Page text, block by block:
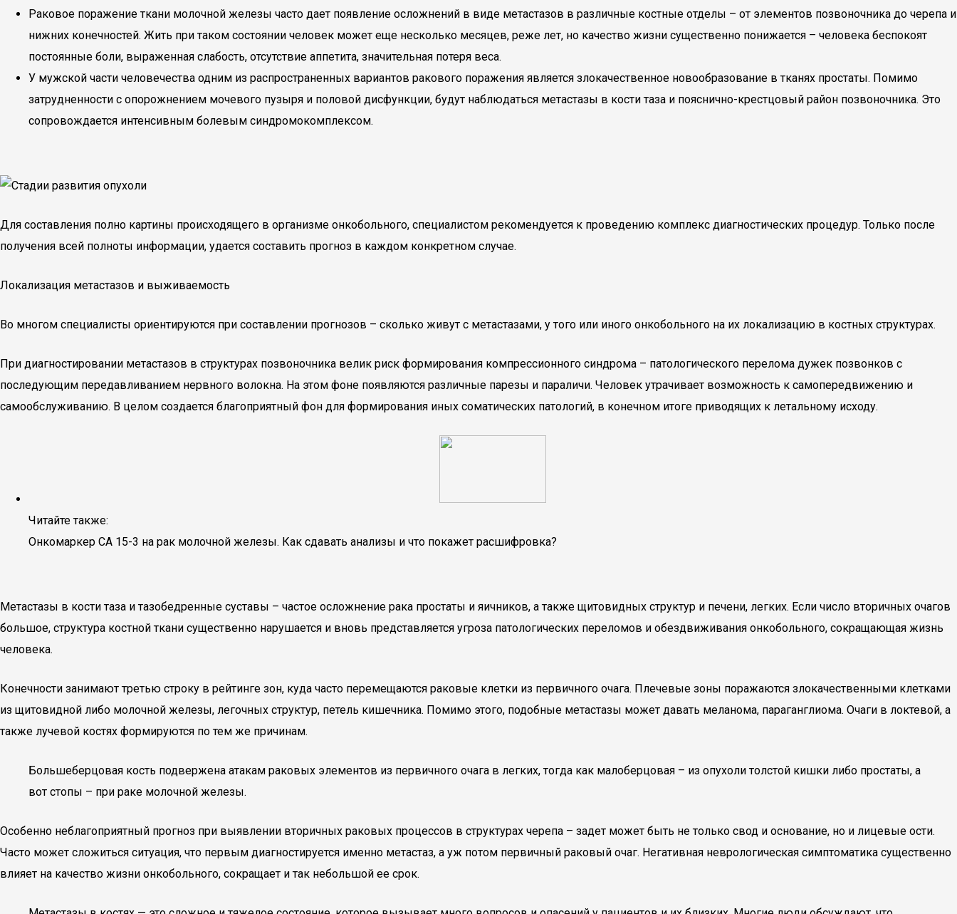
Раковое поражение ткани молочной железы часто дает появление осложнений в виде метастазов в различные костные отделы – от элементов позвоночника до черепа и
нижних конечностей. Жить при таком состоянии человек может еще несколько месяцев, реже лет, но качество жизни существенно понижается – человека беспокоят
постоянные боли, выраженная слабость, отсутствие аппетита, значительная потеря веса.
У мужской части человечества одним из распространенных вариантов ракового поражения является злокачественное новообразование в тканях простаты. Помимо
затрудненности с опорожнением мочевого пузыря и половой дисфункции, будут наблюдаться метастазы в кости таза и пояснично-крестцовый район позвоночника. Это
сопровождается интенсивным болевым синдромокомплексом.
Для составления полно картины происходящего в организме онкобольного, специалистом рекомендуется к проведению комплекс диагностических процедур. Только после
получения всей полноты информации, удается составить прогноз в каждом конкретном случае.
Локализация метастазов и выживаемость
Во многом специалисты ориентируются при составлении прогнозов – сколько живут с метастазами, у того или иного онкобольного на их локализацию в костных структурах.
При диагностировании метастазов в структурах позвоночника велик риск формирования компрессионного синдрома – патологического перелома дужек позвонков с
последующим передавливанием нервного волокна. На этом фоне появляются различные парезы и параличи. Человек утрачивает возможность к самопередвижению и
самообслуживанию. В целом создается благоприятный фон для формирования иных соматических патологий, в конечном итоге приводящих к летальному исходу.
Читайте также:
Онкомаркер СА 15-3 на рак молочной железы. Как сдавать анализы и что покажет расшифровка?
Метастазы в кости таза и тазобедренные суставы – частое осложнение рака простаты и яичников, а также щитовидных структур и печени, легких. Если число вторичных очагов
большое, структура костной ткани существенно нарушается и вновь представляется угроза патологических переломов и обездвиживания онкобольного, сокращающая жизнь
человека.
Конечности занимают третью строку в рейтинге зон, куда часто перемещаются раковые клетки из первичного очага. Плечевые зоны поражаются злокачественными клетками
из щитовидной либо молочной железы, легочных структур, петель кишечника. Помимо этого, подобные метастазы может давать меланома, параганглиома. Очаги в локтевой, а
также лучевой костях формируются по тем же причинам.
Большеберцовая кость подвержена атакам раковых элементов из первичного очага в легких, тогда как малоберцовая – из опухоли толстой кишки либо простаты, а
вот стопы – при раке молочной железы.
Особенно неблагоприятный прогноз при выявлении вторичных раковых процессов в структурах черепа – задет может быть не только свод и основание, но и лицевые ости.
Часто может сложиться ситуация, что первым диагностируется именно метастаз, а уж потом первичный раковый очаг. Негативная неврологическая симптоматика существенно
влияет на качество жизни онкобольного, сокращает и так небольшой ее срок.